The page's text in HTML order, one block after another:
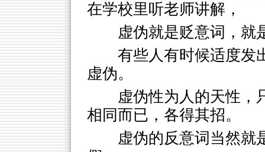
在学校里听老师讲解，
虚伪就是贬意词，就
有些人有时候适度发
虚伪。
虚伪性为人的天性，
相同而已，各得其招。
虚伪的反意词当然就